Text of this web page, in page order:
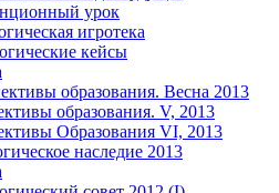
урок
игротека
кейсы
образования. Весна 2013
образования. V, 2013
Образования VI, 2013
наследие 2013